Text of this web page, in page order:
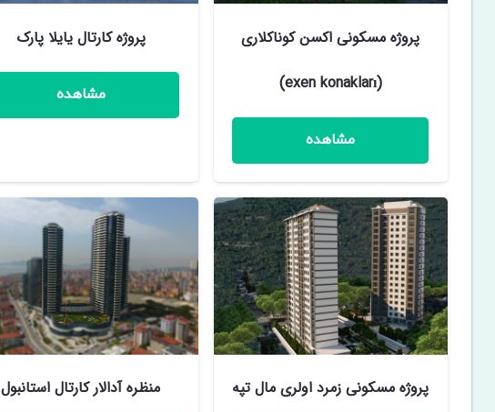
پروژه مسکونی اکسن کوناکلاری
(exen konakları)
مشاهده
پروژه کارتال یایلا پارک
مشاهده
پروژه مسکونی زمرد اولری مال تپه منظره آدالار کارتال استانبول